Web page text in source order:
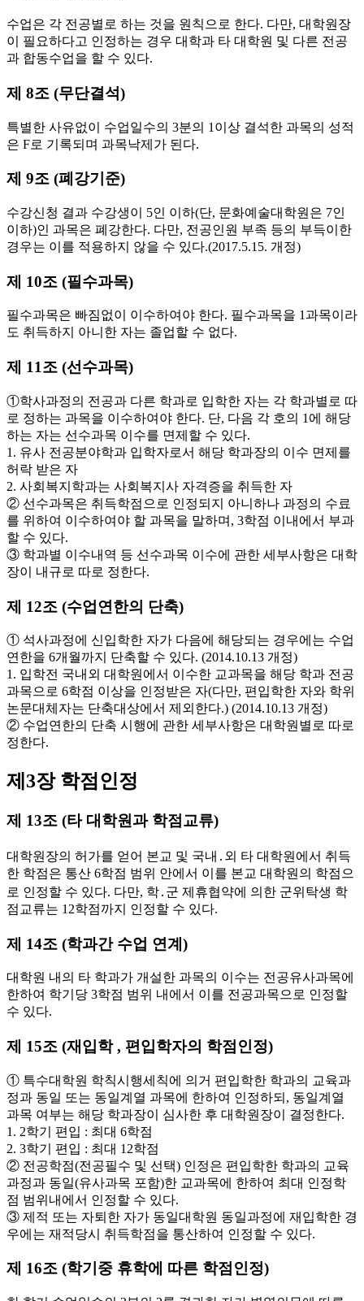
수업은 각 전공별로 하는 것을 원칙으로 한다. 다만, 대학원장
이 필요하다고 인정하는 경우 대학과 타 대학원 및 다른 전공
과 합동수업을 할 수 있다.
제 8조 (무단결석)
특별한 사유없이 수업일수의 3분의 1이상 결석한 과목의 성적
은 F로 기록되며 과목낙제가 된다.
제 9조 (폐강기준)
수강신청 결과 수강생이 5인 이하(단, 문화예술대학원은 7인
이하)인 과목은 폐강한다. 다만, 전공인원 부족 등의 부득이한
경우는 이를 적용하지 않을 수 있다.(2017.5.15. 개정)
제 10조 (필수과목)
필수과목은 빠짐없이 이수하여야 한다. 필수과목을 1과목이라
도 취득하지 아니한 자는 졸업할 수 없다.
제 11조 (선수과목)
①학사과정의 전공과 다른 학과로 입학한 자는 각 학과별로 따
로 정하는 과목을 이수하여야 한다. 단, 다음 각 호의 1에 해당
하는 자는 선수과목 이수를 면제할 수 있다.
1. 유사 전공분야학과 입학자로서 해당 학과장의 이수 면제를
허락 받은 자
2. 사회복지학과는 사회복지사 자격증을 취득한 자
② 선수과목은 취득학점으로 인정되지 아니하나 과정의 수료
를 위하여 이수하여야 할 과목을 말하며, 3학점 이내에서 부과
할 수 있다.
③ 학과별 이수내역 등 선수과목 이수에 관한 세부사항은 대학
장이 내규로 따로 정한다.
제 12조 (수업연한의 단축)
① 석사과정에 신입학한 자가 다음에 해당되는 경우에는 수업
연한을 6개월까지 단축할 수 있다. (2014.10.13 개정)
1. 입학전 국내외 대학원에서 이수한 교과목을 해당 학과 전공
과목으로 6학점 이상을 인정받은 자(다만, 편입학한 자와 학위
논문대체자는 단축대상에서 제외한다.) (2014.10.13 개정)
② 수업연한의 단축 시행에 관한 세부사항은 대학원별로 따로
정한다.
제3장 학점인정
제 13조 (타 대학원과 학점교류)
대학원장의 허가를 얻어 본교 및 국내․외 타 대학원에서 취득
한 학점은 통산 6학점 범위 안에서 이를 본교 대학원의 학점으
로 인정할 수 있다. 다만, 학․군 제휴협약에 의한 군위탁생 학
점교류는 12학점까지 인정할 수 있다.
제 14조 (학과간 수업 연계)
대학원 내의 타 학과가 개설한 과목의 이수는 전공유사과목에
한하여 학기당 3학점 범위 내에서 이를 전공과목으로 인정할
수 있다.
제 15조 (재입학 , 편입학자의 학점인정)
① 특수대학원 학칙시행세칙에 의거 편입학한 학과의 교육과
정과 동일 또는 동일계열 과목에 한하여 인정하되, 동일계열
과목 여부는 해당 학과장이 심사한 후 대학원장이 결정한다.
1. 2학기 편입 : 최대 6학점
2. 3학기 편입 : 최대 12학점
② 전공학점(전공필수 및 선택) 인정은 편입학한 학과의 교육
과정과 동일(유사과목 포함)한 교과목에 한하여 최대 인정학
점 범위내에서 인정할 수 있다.
③ 제적 또는 자퇴한 자가 동일대학원 동일과정에 재입학한 경
우에는 재적당시 취득학점을 통산하여 인정할 수 있다.
제 16조 (학기중 휴학에 따른 학점인정)